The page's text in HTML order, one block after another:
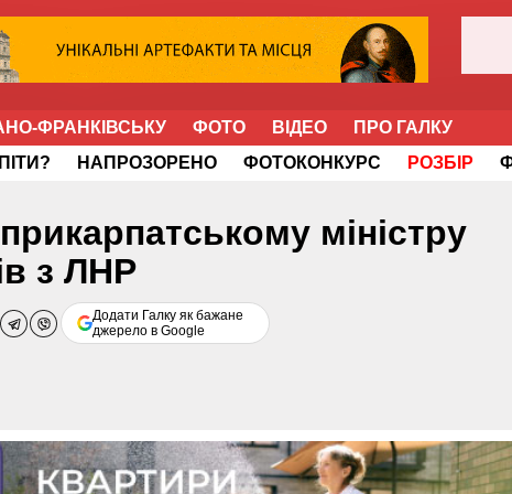
ФРАНКІВСЬКУ ФОТО ВІДЕО
ПРО ГАЛКУ
НАПРОЗОРЕНО ФОТОКОНКУРС РОЗБІР
міністру
з ЛНР
Додати Галку як бажане
джерело в Google